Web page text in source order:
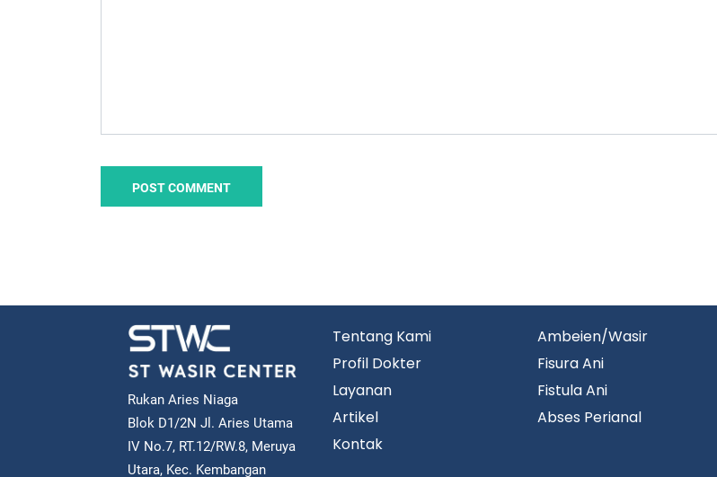
Rukan Aries Niaga
Blok D1/2N Jl. Aries Utama
IV No.7, RT.12/RW.8, Meruya
Utara, Kec. Kembangan
Tentang Kami
Profil Dokter
Layanan
Artikel
Kontak
Ambeien/Wasir
Fisura Ani
Fistula Ani
Abses Perianal